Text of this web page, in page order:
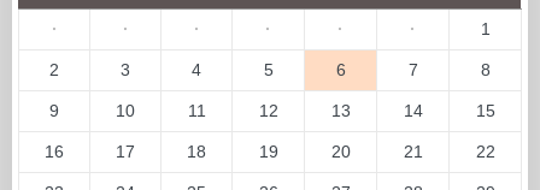
· · · · · · 1
2 3 4 5 6 7 8
9 10 11 12 13 14 15
16 17 18 19 20 21 22